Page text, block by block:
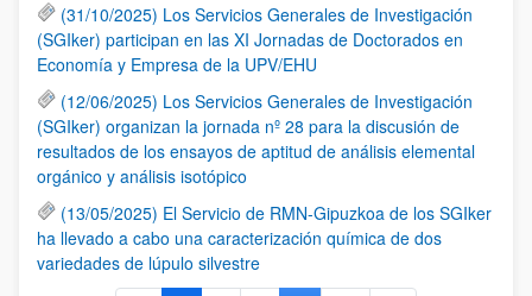
(31/10/2025) Los Servicios Generales de Investigación
(SGIker) participan en las XI Jornadas de Doctorados en
Economía y Empresa de la UPV/EHU
(12/06/2025) Los Servicios Generales de Investigación
(SGIker) organizan la jornada nº 28 para la discusión de
resultados de los ensayos de aptitud de análisis elemental
orgánico y análisis isotópico
(13/05/2025) El Servicio de RMN-Gipuzkoa de los SGIker
ha llevado a cabo una caracterización química de dos
variedades de lúpulo silvestre